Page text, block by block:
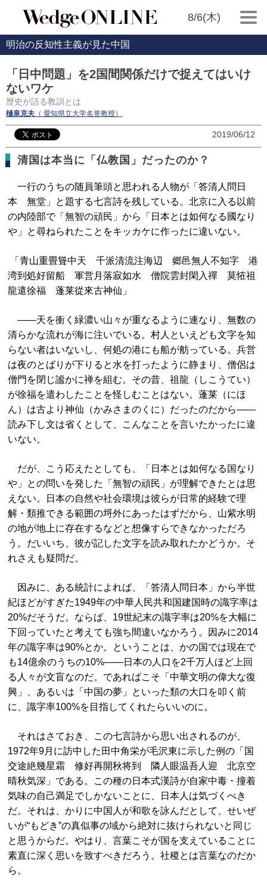
8/6(木)
明治の反知性主義が見た中国
「日中問題」を2国間関係だけで捉えてはいけ
ないワケ
歴史が語る教訓とは
樋泉克夫 （ 愛知県立大学名誉教授）
2019/06/12
清国は本当に「仏教国」だったのか？
一行のうちの随員筆頭と思われる人物が「答清人問日
本 無堂」と題する七言詩を残している。北京に入る以前
の内陸部で「無智の頑民」から「日本とは如何なる國なり
や」と尋ねられたことをキッカケに作ったに違いない。
「青山重畳聳中天 千派清流注海辺 郷邑無人不知字 港
湾到処好留船 軍営月落寂如水 僧院雲封閑入禪 莫恠祖
龍遣徐福 蓬莱從來古神仙」
――天を衝く緑濃い山々が重なるように連なり、無数の
清らかな流れが海に注いでいる。村人といえども文字を知
らない者はいないし、何処の港にも船が舫っている。兵営
は夜のとばりが下りると水を打ったように静まり、僧侶は
僧門を閉じ謐かに禅を組む。その昔、祖龍（しこうてい）
が徐福を遣わしたことを怪しむことはない。蓬莱（にほ
ん）は古より神仙（かみさまのくに）だったのだから――
読み下し文は省くとして、こんなことを言いたかったに違
いない。
だが、こう応えたとしても、「日本とは如何なる国なり
や」との問いを発した「無智の頑民」が理解できたとは思
えない。日本の自然や社会環境は彼らが日常的経験で理
解・類推できる範囲の埒外にあったはずだから、山紫水明
の地が地上に存在するなどと想像すらできなかっただろ
う。だいいち、彼が記した文字を読み取れたかどうか。そ
れさえも疑問だ。
因みに、ある統計によれば、「答清人問日本」から半世
紀ほどがすぎた1949年の中華人民共和国建国時の識字率は
20%だそうだ。ならば、19世紀末の識字率は20%を大幅に
下回っていたと考えても強ち間違いなかろう。因みに2014
年の識字率は90%とか。ということは、かの国では現在で
も14億余のうちの10%――日本の人口を2千万人ほど上回
る人々が文盲なのだ。であればこそ「中華文明の偉大な復
興」、あるいは「中国の夢」といった類の大口を叩く前
に、識字率100%を目指してくれたらいいのに。
それはさておき、この七言詩から思い出されるのが、
1972年9月に訪中した田中角栄が毛沢東に示した例の「国
交途絶幾星霜 修好再開秋将到 隣人眼温吾人迎 北京空
晴秋気深」である。この種の日本式漢詩が自家中毒・撞着
気味の自己満足でしかないことに、日本人は気づくべき
だ。それは、かりに中国人が和歌を詠んだとして、せいぜ
いが“もどき”の真似事の域から絶対に抜けられないと同じ
と思うからだ。やはり、言葉こそが国を支えていることに
素直に深く思いを致すべきだろう。社稷とは言葉なのだか
ら。